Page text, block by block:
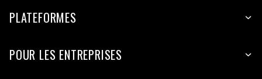
PLATEFORMES
POUR LES ENTREPRISES